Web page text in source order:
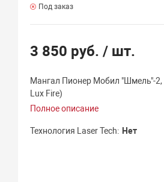
Под заказ
3 850 руб./ шт.
Мангал Пионер Мобил "Шмель"-
Lux Fire)
Полное описание
Технология Laser Tech Нет